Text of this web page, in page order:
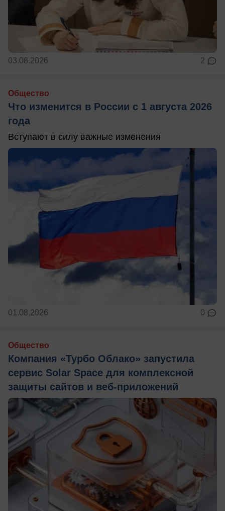
03.08.2026 2
Общество
Что изменится в России с 1 августа 2026
года
Вступают в силу важные изменения
01.08.2026 0
Общество
Компания «Турбо Облако» запустила
сервис Solar Space для комплексной
защиты сайтов и веб-приложений